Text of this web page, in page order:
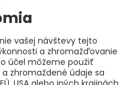
vašej návštevy tejto
a zhromažďovanie
účel môžeme použiť
zhromaždené údaje sa